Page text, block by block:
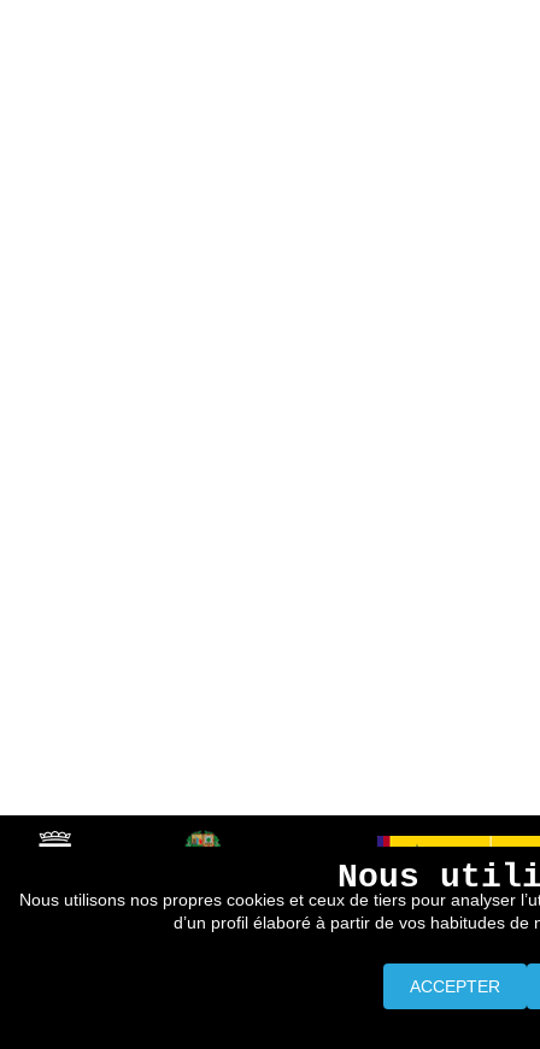
Nous
Nous utilisons nos propres cookies et ceux de tiers pour analyser
d’un profil élaboré à partir de vos habitudes
ACCEPTER